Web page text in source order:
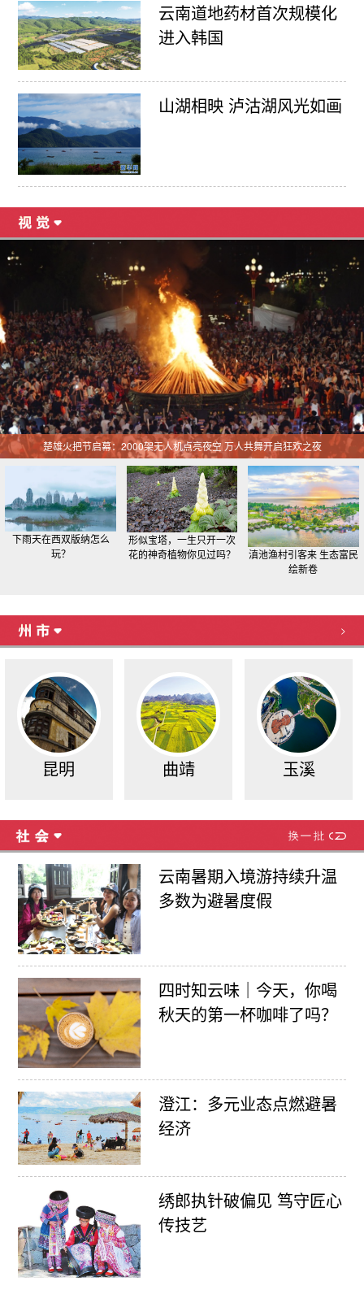
云南道地药材首次规模化
进入韩国
山湖相映 泸沽湖风光如画
楚雄火把节启幕：2000架无人机点亮夜空 万人共舞开启狂欢之夜
下雨天在西双版纳怎么
玩？
形似宝塔，一生只开一次
花的神奇植物你见过吗？
滇池渔村引客来 生态富民
绘新卷
>
昆明 曲靖 玉溪
云南暑期入境游持续升温
多数为避暑度假
四时知云味｜今天，你喝
秋天的第一杯咖啡了吗？
澄江：多元业态点燃避暑
经济
绣郎执针破偏见 笃守匠心
传技艺